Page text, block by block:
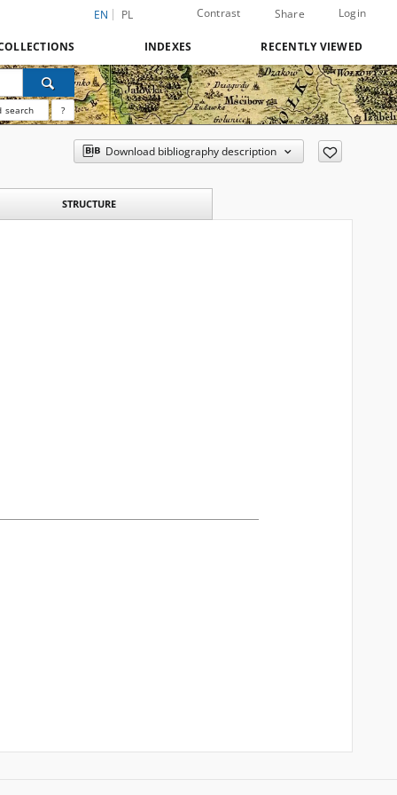
EN PL Contrast Share Login
INDEXES RECENTLY VIEWED
search ?
Download bibliography description
STRUCTURE